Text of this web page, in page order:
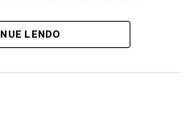
LENDO